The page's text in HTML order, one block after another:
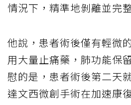
情況下，精準地剝離並完
他說，患者術後僅有輕微
用大量止痛藥，肺功能保
慰的是，患者術後第二天
達文西微創手術在加速康